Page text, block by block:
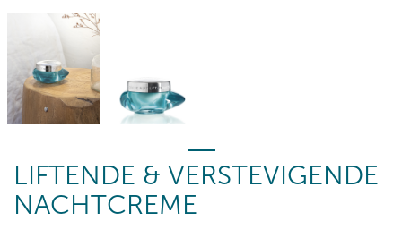
LIFTENDE & VERSTEVIGENDE
NACHTCREME